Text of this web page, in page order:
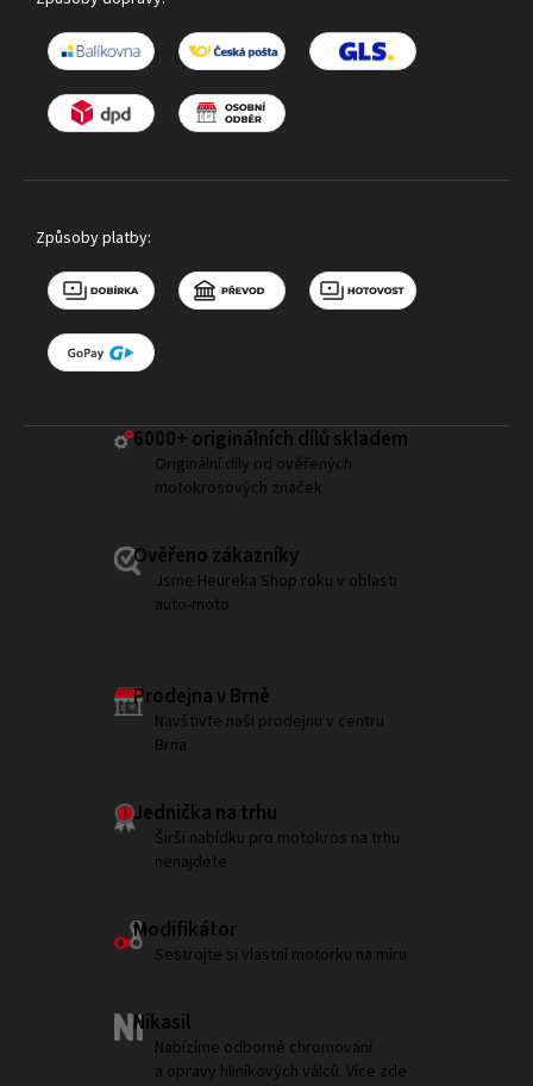
Způsoby platby:
6000+ ​originálních dílů skladem
Originální díly od ověřených
motokrosových značek
Ověřeno zákazníky
Jsme Heureka Shop roku v oblasti
auto-moto
Prodejna v Brně
Navštivte naši prodejnu v centru
Brna
Jednička na trhu
Širší nabídku pro motokros na trhu
nenajdete
Modifikátor
Sestrojte si vlastní motorku na míru
Nikasil
Nabízíme odborné chromování
a opravy hliníkových válců. Více zde